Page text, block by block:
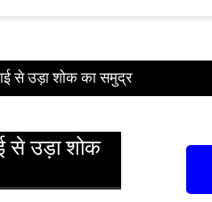
से उड़ा शोक का समुद्र
से उड़ा शोक